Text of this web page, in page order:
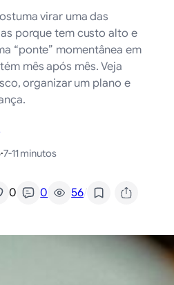
virar uma das
porque tem custo alto e
“ponte” momentânea em
mês após mês. Veja
organizar um plano e
·7-11 minutos
0 0 56/